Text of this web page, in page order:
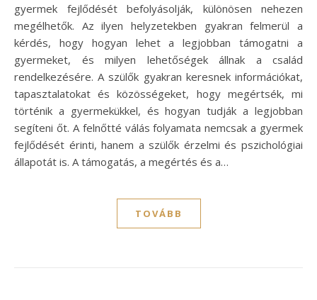
gyermek fejlődését befolyásolják, különösen nehezen
megélhetők. Az ilyen helyzetekben gyakran felmerül a
kérdés, hogy hogyan lehet a legjobban támogatni a
gyermeket, és milyen lehetőségek állnak a család
rendelkezésére. A szülők gyakran keresnek információkat,
tapasztalatokat és közösségeket, hogy megértsék, mi
történik a gyermekükkel, és hogyan tudják a legjobban
segíteni őt. A felnőtté válás folyamata nemcsak a gyermek
fejlődését érinti, hanem a szülők érzelmi és pszichológiai
állapotát is. A támogatás, a megértés és a…
TOVÁBB